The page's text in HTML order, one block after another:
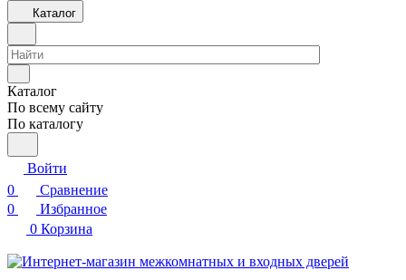
Каталог
Каталог
По всему сайту
По каталогу
Войти
0
Сравнение
0
Избранное
0 Корзина